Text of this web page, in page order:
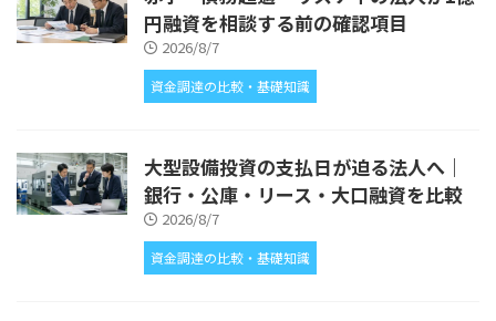
円融資を相談する前の確認項目
2026/8/7
資金調達の比較・基礎知識
大型設備投資の支払日が迫る法人へ｜
銀行・公庫・リース・大口融資を比較
2026/8/7
資金調達の比較・基礎知識